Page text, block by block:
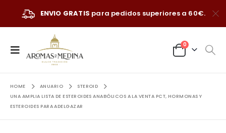
ENVIO GRATIS para pedidos superiores a 60€.
0
HOME ANUARIO
STEROID
UNA AMPLIA LISTA DE ESTEROIDES ANABÓLICOS A LA VENTA PCT, HORMONAS Y
ESTEROIDES PARA ADELGAZAR